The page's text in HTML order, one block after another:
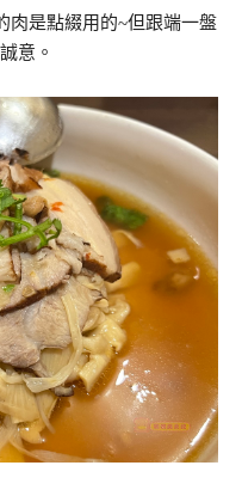
肉是點綴用的~但跟端一盤
意。